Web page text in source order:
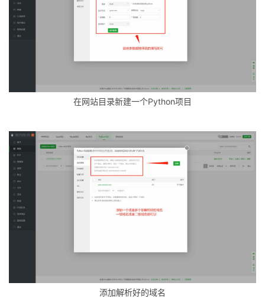
在网站目录新建一个Python项目
添加解析好的域名